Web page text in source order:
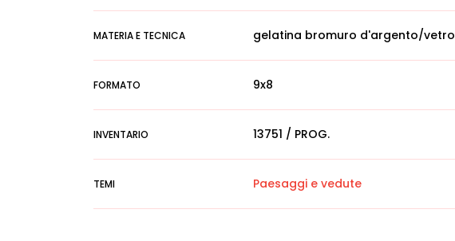
MATERIA E TECNICA gelatina bromuro d'argento/vetro
FORMATO 9x8
INVENTARIO 13751 / PROG.
TEMI Paesaggi e vedute